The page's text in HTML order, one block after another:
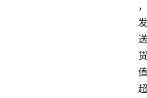
，
发
送
货
值
超